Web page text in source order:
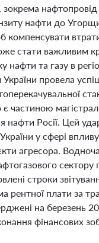
зокрема
нафти до
компенсувати
стати важливим
нафти та газу в
провела
є частиною
нафти Росії. Цей
у сфері
агресора.
сектору
строки
рентної плати за
на березень
фінансових